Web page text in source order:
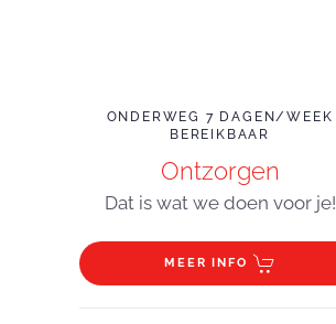
ONDERWEG 7 DAGEN/WEEK
BEREIKBAAR
Ontzorgen
Dat is wat we doen voor je!
MEER INFO